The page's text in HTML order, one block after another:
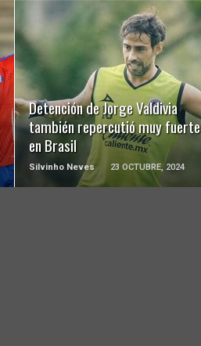
Detención de Jorge Valdivia
también repercutió muy fuerte
en Brasil
Silvinho Neves 23 OCTUBRE, 2024
LEER MÁS